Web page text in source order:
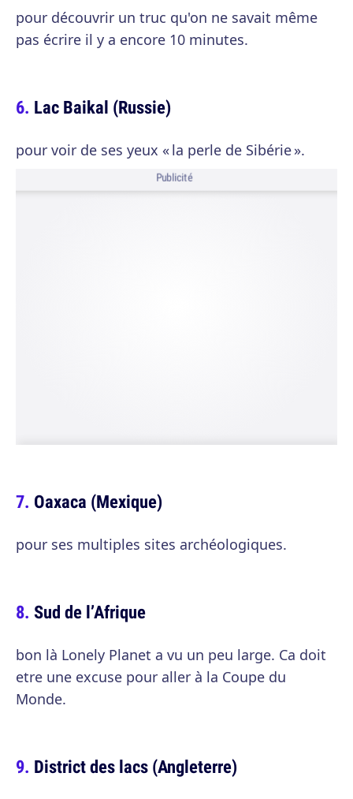
pour découvrir un truc qu'on ne savait même
pas écrire il y a encore 10 minutes.
Lac Baikal (Russie)
pour voir de ses yeux « la perle de Sibérie ».
Publicité
Oaxaca (Mexique)
pour ses multiples sites archéologiques.
Sud de l’Afrique
bon là Lonely Planet a vu un peu large. Ca doit
etre une excuse pour aller à la Coupe du
Monde.
District des lacs (Angleterre)